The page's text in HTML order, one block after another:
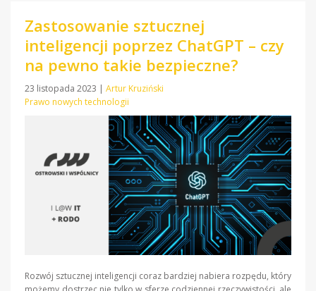
Zastosowanie sztucznej
inteligencji poprzez ChatGPT – czy
na pewno takie bezpieczne?
23 listopada 2023 | Artur Kruziński
Prawo nowych technologii
Rozwój sztucznej inteligencji coraz bardziej nabiera rozpędu, który